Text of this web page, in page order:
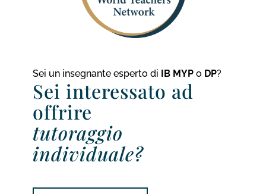
Sei un insegnante esperto di IB MYPo DP?
Sei interessato ad
offrire
tutoraggio
individuale?